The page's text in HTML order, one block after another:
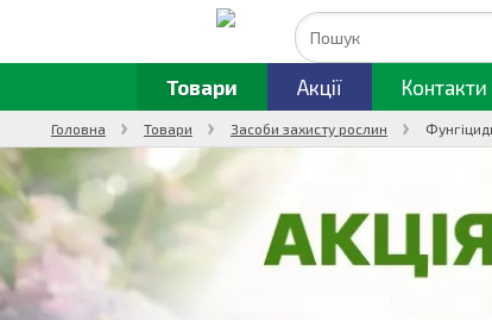
Товари Акції Контакти
Головна Товари Засоби захисту рослин